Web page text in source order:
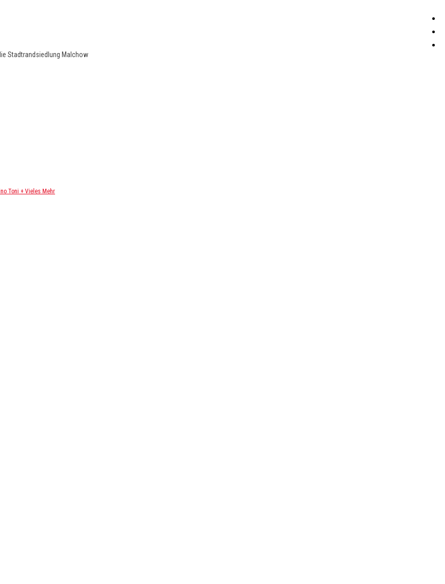
Stadtrandsiedlung Malchow
Toni + Vieles Mehr